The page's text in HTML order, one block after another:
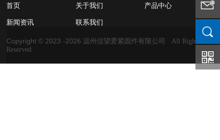
首页 关于我们 产品中心
新闻资讯 联系我们
Copyright © 2023 -2026温州信望爱紧固件有限公司 All Rights
Reserved.